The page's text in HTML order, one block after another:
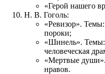
«Герой нашего
Н. В. Гоголь:
«Ревизор».
пороки;
«Шинель». Темы:
человеческая
«Мертвые
нравов.